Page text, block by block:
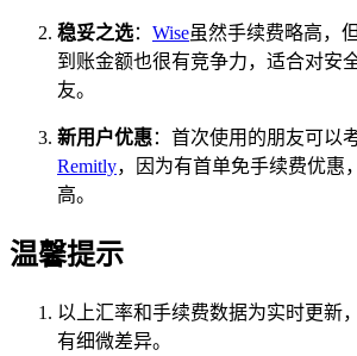
稳妥之选： Wise虽然手续费略高，
到账金额也很有竞争力，适合对安
友。
新用户优惠：首次使用的朋友可以
Remitly，因为有首单免手续费优惠
高。
温馨提示
以上汇率和手续费数据为实时更新
有细微差异。